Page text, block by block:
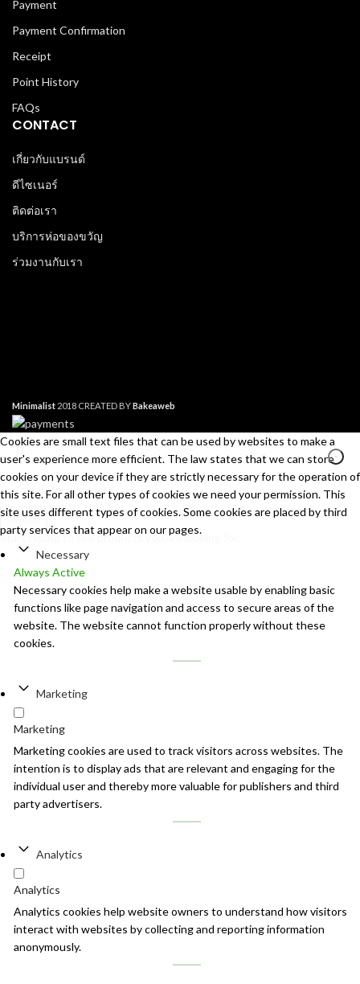
Payment
Payment Confirmation
Receipt
Point History
FAQs
CONTACT
เกี่ยวกับแบรนด์
ดีไซเนอร์
ติดต่อเรา
บริการห่อของขวัญ
ร่วมงานกับเรา
Minimalist 2018 CREATED BYBakeaweb
Search
Start typing to see products you are looking for.
Cookies are small text files that can be used by websites to make a
user's experience more efficient. The law states that we can store
cookies on your device if they are strictly necessary for the operation of
this site. For all other types of cookies we need your permission. This
site uses different types of cookies. Some cookies are placed by third
party services that appear on our pages.
Necessary
Always Active
Necessary cookies help make a website usable by enabling basic
functions like page navigation and access to secure areas of the
website. The website cannot function properly without these
cookies.
Marketing
Marketing
Marketing cookies are used to track visitors across websites. The
intention is to display ads that are relevant and engaging for the
individual user and thereby more valuable for publishers and third
party advertisers.
Analytics
Analytics
Analytics cookies help website owners to understand how visitors
interact with websites by collecting and reporting information
anonymously.